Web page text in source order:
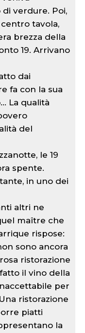
verdure. Poi,
tavola,
brezza della
19. Arrivano
dai
fa con la sua
La qualità
del
le 19
spente.
in uno dei
altri ne
maître che
rispose:
sono ancora
ristorazione
il vino della
per
ristorazione
piatti
la